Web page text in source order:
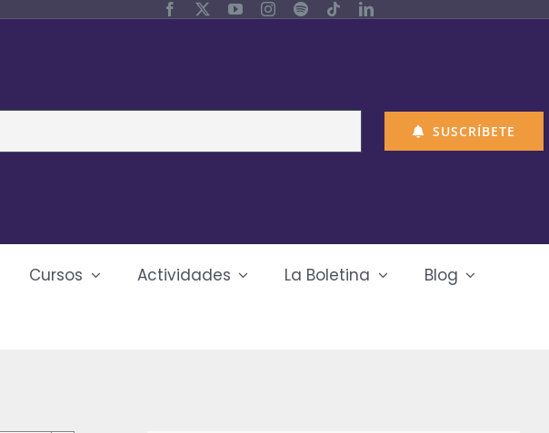
SUSCRÍBETE
Cursos Actividades La Boletina
Blog